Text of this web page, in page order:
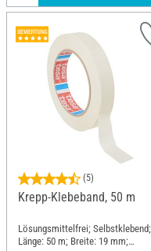
(5)
Krepp-Klebeband, 50 m
Lösungsmittelfrei; Selbstklebend;
Länge: 50 m; Breite: 19 mm;